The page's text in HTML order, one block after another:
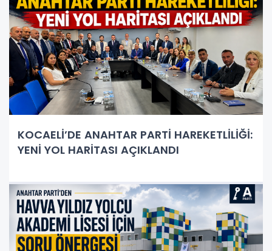
KOCAELİ’DE ANAHTAR PARTİ HAREKETLİLİĞİ:
YENİ YOL HARİTASI AÇIKLANDI